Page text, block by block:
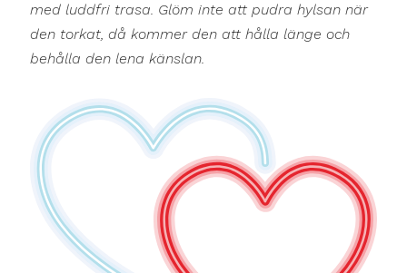
med luddfri trasa. Glöm inte att pudra hylsan när
den torkat, då kommer den att hålla länge och
behålla den lena känslan.